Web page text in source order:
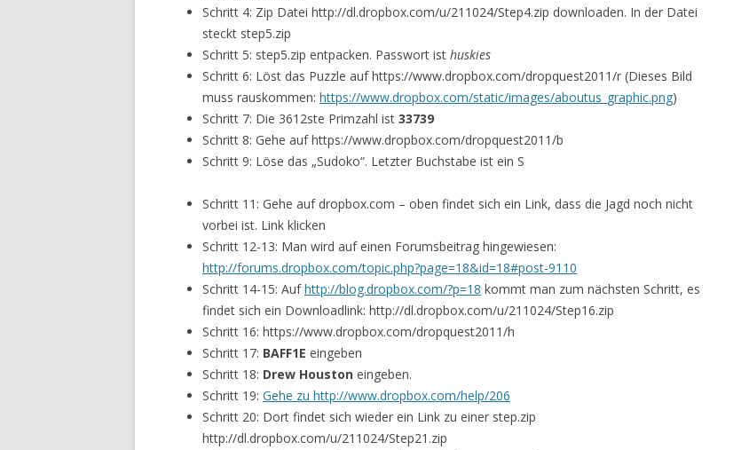
Schritt 4: Zip Datei http://dl.dropbox.com/u/211024/Step4.zip downloaden. In der Datei
steckt step5.zip
Schritt 5: step5.zip entpacken. Passwort ist huskies
Schritt 6: Löst das Puzzle auf https://www.dropbox.com/dropquest2011/r (Dieses Bild
muss rauskommen: https://www.dropbox.com/static/images/aboutus_graphic.png)
Schritt 7: Die 3612ste Primzahl ist 33739
Schritt 8: Gehe auf https://www.dropbox.com/dropquest2011/b
Schritt 9: Löse das „Sudoko“. Letzter Buchstabe ist ein S
Schritt 11: Gehe auf dropbox.com – oben findet sich ein Link, dass die Jagd noch nicht
vorbei ist. Link klicken
Schritt 12-13: Man wird auf einen Forumsbeitrag hingewiesen:
http://forums.dropbox.com/topic.php?page=18&id=18#post-9110
Schritt 14-15: Aufhttp://blog.dropbox.com/?p=18 kommt man zum nächsten Schritt, es
findet sich ein Downloadlink: http://dl.dropbox.com/u/211024/Step16.zip
Schritt 16: https://www.dropbox.com/dropquest2011/h
Schritt 17: BAFF1E eingeben
Schritt 18: Drew Houston eingeben.
Schritt 19: Gehe zu http://www.dropbox.com/help/206
Schritt 20: Dort findet sich wieder ein Link zu einer step.zip
http://dl.dropbox.com/u/211024/Step21.zip